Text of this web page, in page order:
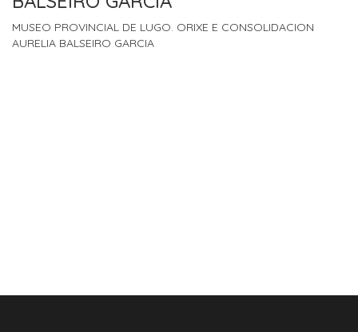
MUSEO PROVINCIAL DE LUGO. ORIXE E CONSOLIDACION
AURELIA BALSEIRO GARCIA